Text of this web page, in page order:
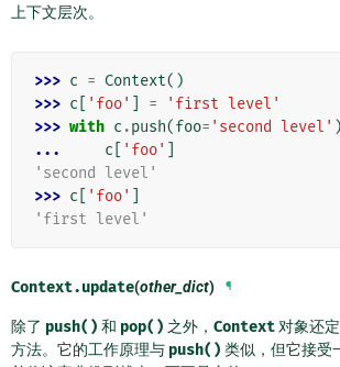
上下文层次。
>>> c = Context()
>>> c 'foo' =
'first level'
>>> with c .push(foo= 'second level'
...
c 'foo'
'second level'
>>> c 'foo'
'first level'
Context.update(other_dict) ¶
除了 push() 和 pop() 之外， Context 对象还
方法。它的工作原理与 push() 类似，但它接受